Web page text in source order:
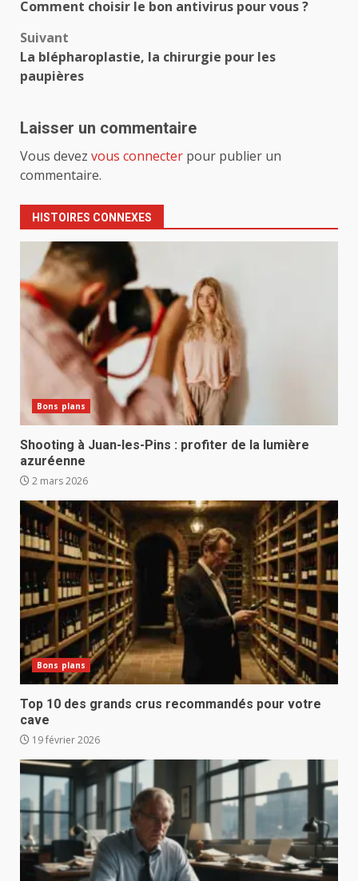
Comment choisir le bon antivirus pour vous ?
Suivant
La blépharoplastie, la chirurgie pour les
paupières
Laisser un commentaire
Vous devez vous connecter pour publier un
commentaire.
HISTOIRES CONNEXES
Bons plans
Shooting à Juan-les-Pins : profiter de la lumière
azuréenne
2 mars 2026
Bons plans
Top 10 des grands crus recommandés pour votre
cave
19 février 2026